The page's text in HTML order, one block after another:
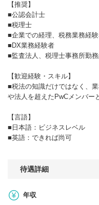
【推奨】
■公認会計士
■税理士
■企業での経理、税務業務経
■DX業務経験者
■監査法人、税理士事務所勤
【歓迎経験・スキル】
■税法の知識だけではなく、
や法人を超えたPwCメンバー
【言語】
■日本語：ビジネスレベル
■英語：できれば尚可
待遇詳細
年収